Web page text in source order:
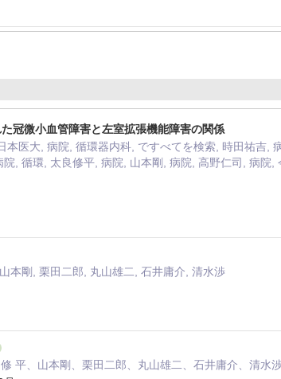
微小血管障害と左室拡張機能障害の関係
医大, 病院, 循環器内科, ですべてを検索, 時田祐吉,
, 循環, 太良修平, 病院, 山本剛, 病院, 高野仁司, 病院,
本剛, 栗田二郎, 丸山雄二, 石井庸介, 清水渉
平、山本剛、栗田二郎、丸山雄二、石井庸介、清水渉